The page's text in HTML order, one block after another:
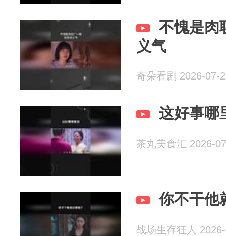
不愧是肉
义气
奇朵看剧 2026-07-
这好事哪
茶丸美食汇 2026-
你不干他
战场生存狂人